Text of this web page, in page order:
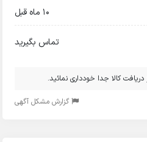
10 ماه قبل
تماس بگیرید
کالا جدا خودداری نمائید.
گزارش مشکل آگهی